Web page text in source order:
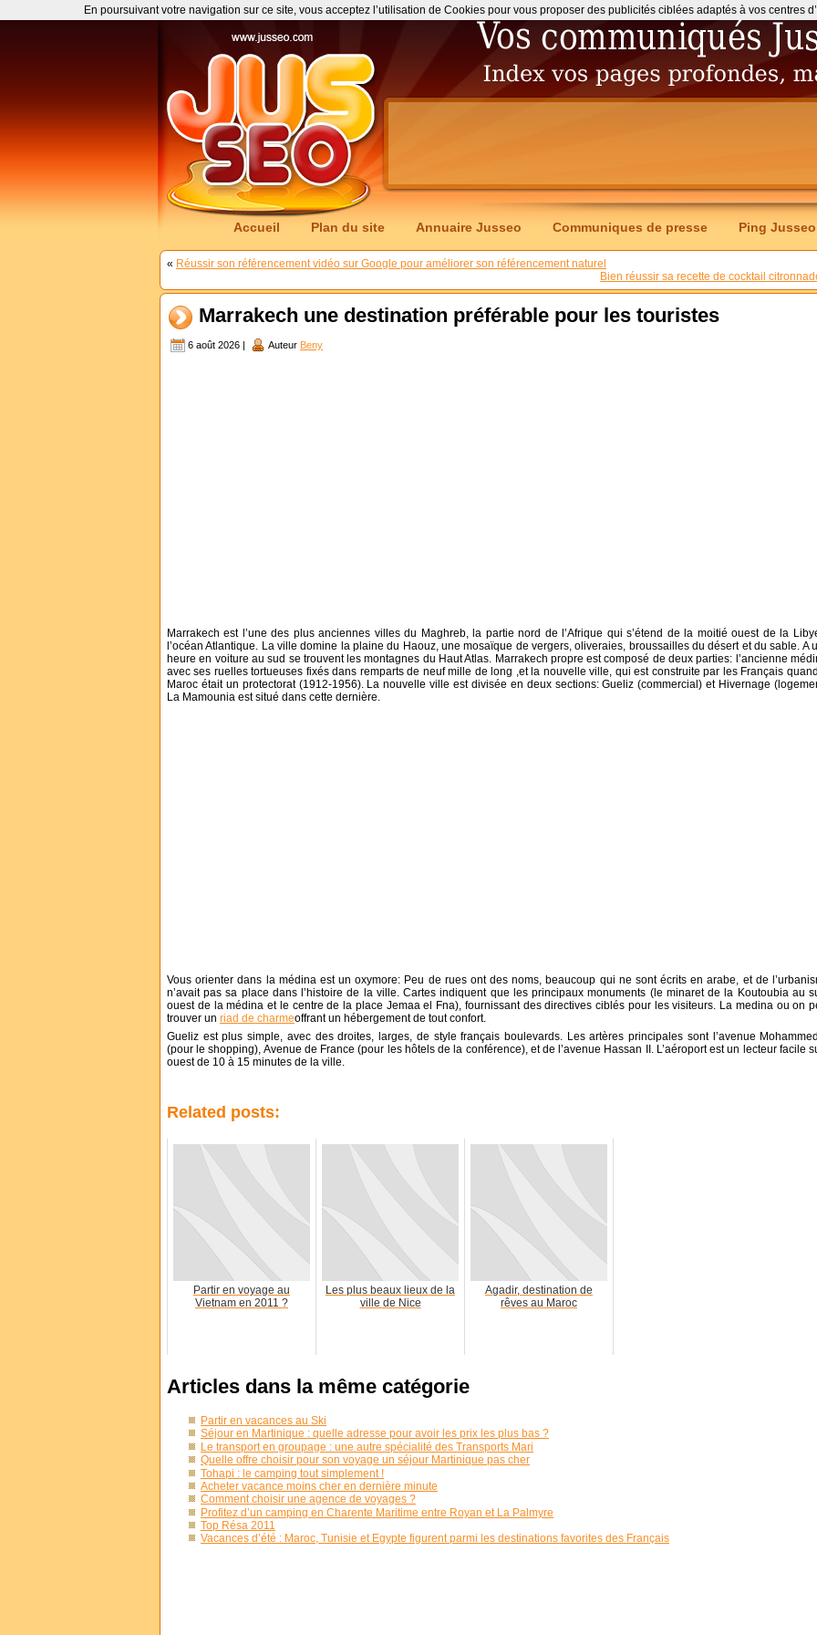
Accueil Plan du site Annuaire Jusseo Communiques de presse Ping Jusseo
« Réussir son référencement vidéo sur Google pour améliorer son référencement naturel
Bien réussir sa recette de cocktail
Marrakech une destination préférable pour les touristes
6 août 2026 | Auteur Beny
Marrakech est l’une des plus anciennes villes du Maghreb, la partie nord de l’Afrique qui s’étend de la moitié ouest de la
l’océan Atlantique. La ville domine la plaine du Haouz, une mosaïque de vergers, oliveraies, broussailles du désert et du sable. A
heure en voiture au sud se trouvent les montagnes du Haut Atlas. Marrakech propre est composé de deux parties: l’ancienne
avec ses ruelles tortueuses fixés dans remparts de neuf mille de long ,et la nouvelle ville, qui est construite par les Français
Maroc était un protectorat (1912-1956). La nouvelle ville est divisée en deux sections: Gueliz (commercial) et Hivernage
La Mamounia est situé dans cette dernière.
Vous orienter dans la médina est un oxymore: Peu de rues ont des noms, beaucoup qui ne sont écrits en arabe, et de
n’avait pas sa place dans l’histoire de la ville. Cartes indiquent que les principaux monuments (le minaret de la Koutoubia au
ouest de la médina et le centre de la place Jemaa el Fna), fournissant des directives ciblés pour les visiteurs. La medina ou on
trouver un riad de charmeoffrant un hébergement de tout confort.
Gueliz est plus simple, avec des droites, larges, de style français boulevards. Les artères principales sont l’avenue
(pour le shopping), Avenue de France (pour les hôtels de la conférence), et de l’avenue Hassan II. L’aéroport est un lecteur facile
ouest de 10 à 15 minutes de la ville.
Related posts:
Partir en voyage au
Vietnam en 2011 ?
Les plus beaux lieux de la
ville de Nice
Agadir, destination de
rêves au Maroc
Articles dans la même catégorie
Partir en vacances au Ski
Séjour en Martinique : quelle adresse pour avoir les prix les plus bas ?
Le transport en groupage : une autre spécialité des Transports Mari
Quelle offre choisir pour son voyage un séjour Martinique pas cher
Tohapi : le camping tout simplement !
Acheter vacance moins cher en dernière minute
Comment choisir une agence de voyages ?
Profitez d’un camping en Charente Maritime entre Royan et La Palmyre
Top Résa 2011
Vacances d’été : Maroc, Tunisie et Egypte figurent parmi les destinations favorites des Français
En poursuivant votre navigation sur ce site, vous acceptez l’utilisation de Cookies pour vous proposer des publicités ciblées adaptés à vos centres